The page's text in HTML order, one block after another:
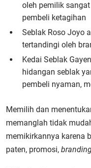
oleh pemilik
pembeli ketagihan
Seblak Roso Joyo
tertandingi oleh
Kedai Seblak
hidangan seblak
pembeli nyaman,
Memilih dan
memanglah tidak
memikirkannya karena
paten, promosi,